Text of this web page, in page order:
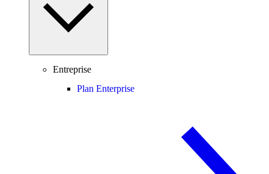
Entreprise
Plan Enterprise